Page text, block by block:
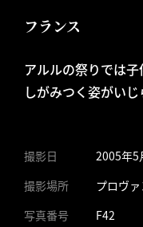
フランス
アルルの祭りでは
しがみつく姿がいじ
撮影日
2005年5
撮影場所
プロヴ
写真番号
F42